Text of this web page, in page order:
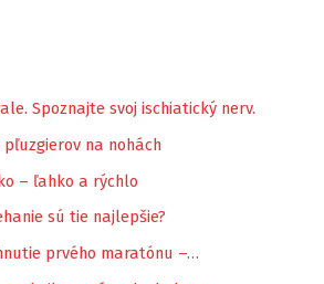
Spoznajte svoj ischiatický nerv.
na nohách
– ľahko a rýchlo
sú tie najlepšie?
prvého maratónu –…